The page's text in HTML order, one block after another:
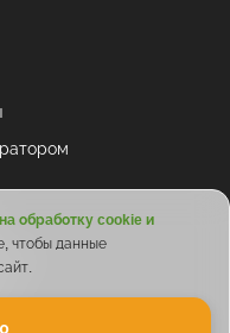
обработку cookie и
чтобы данные